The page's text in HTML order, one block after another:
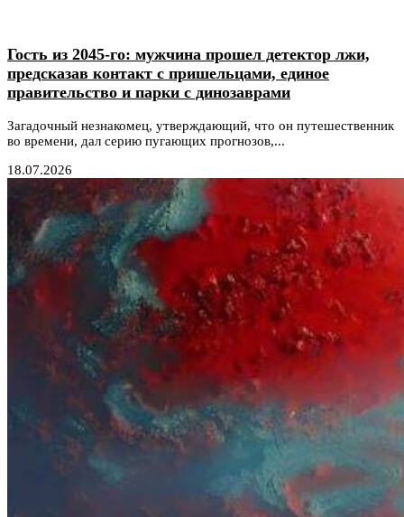
Гость из 2045-го: мужчина прошел детектор лжи,
предсказав контакт с пришельцами, единое
правительство и парки с динозаврами
Загадочный незнакомец, утверждающий, что он путешественник
во времени, дал серию пугающих прогнозов,...
18.07.2026